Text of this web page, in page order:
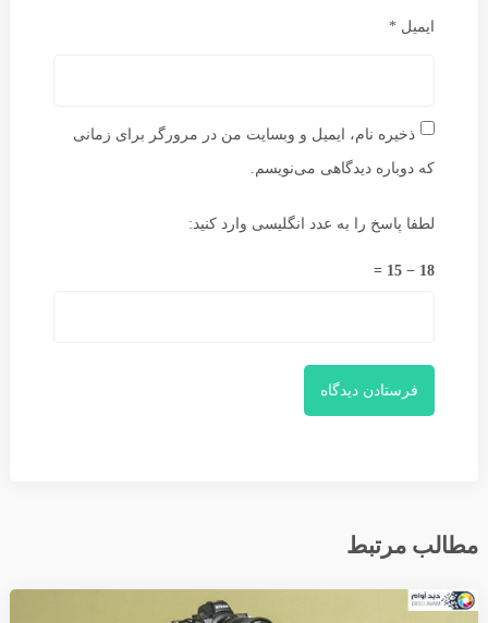
ایمیل *
ذخیره نام، ایمیل و وبسایت من در مرورگر برای زمانی
که دوباره دیدگاهی می‌نویسم.
لطفا پاسخ را به عدد انگلیسی وارد کنید:
18 − 15 =
مطالب مرتبط